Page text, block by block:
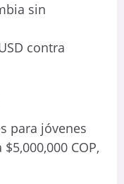
sin
contra
para jóvenes
COP,